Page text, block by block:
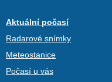
Aktuální počasí
Radarové snímky
Meteostanice
Počasí u vás